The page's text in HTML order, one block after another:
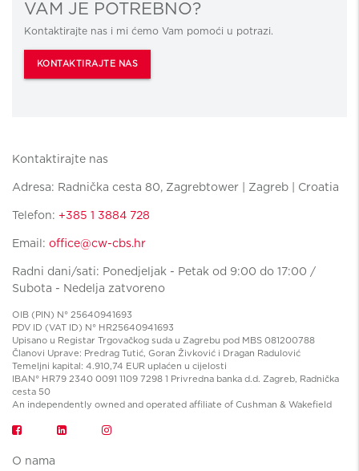
VAM JE POTREBNO?
Kontaktirajte nas i mi ćemo Vam pomoći u potrazi.
KONTAKTIRAJTE NAS
Kontaktirajte nas
Adresa: Radnička cesta 80, Zagrebtower | Zagreb | Croatia
Telefon: +385 1 3884 728
Email: office@cw-cbs.hr
Radni dani/sati: Ponedjeljak - Petak od 9:00 do 17:00 /
Subota - Nedelja zatvoreno
OIB (PIN) N° 25640941693
PDV ID (VAT ID) N° HR25640941693
Upisano u Registar Trgovačkog suda u Zagrebu pod MBS 081200788
Članovi Uprave: Predrag Tutić, Goran Živković i Dragan Radulović
Temeljni kapital: 4.910,74 EUR uplaćen u cijelosti
IBAN° HR79 2340 0091 1109 7298 1 Privredna banka d.d. Zagreb, Radnička
cesta 50
An independently owned and operated affiliate of Cushman & Wakefield
O nama